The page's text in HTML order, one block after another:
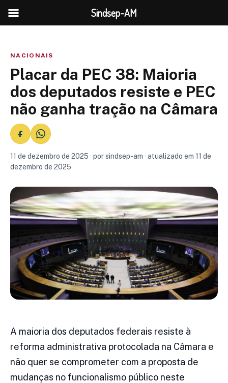
NACIONAIS
Placar da PEC 38: Maioria
dos deputados resiste e PEC
não ganha tração na Câmara
11 de dezembro de 2025 · por sindsep-am · atualizado em 11 de
dezembro de 2025
A maioria dos deputados federais resiste à
reforma administrativa protocolada na Câmara e
não quer se comprometer com a proposta de
mudanças no funcionalismo público neste
Sindsep-AM